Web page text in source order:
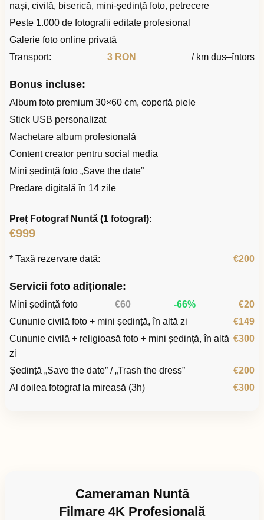
nași, civilă, biserică, mini-ședință foto, petrecere
Peste 1.000 de fotografii editate profesional
Galerie foto online privată
Transport:
3 RON / km dus–întors
Bonus incluse:
Album foto premium 30×60 cm, copertă piele
Stick USB personalizat
Machetare album profesională
Content creator pentru social media
Mini ședință foto „Save the date”
Predare digitală în 14 zile
Preț Fotograf Nuntă (1 fotograf):
€999
* Taxă rezervare dată: €200
Servicii foto adiționale:
Mini ședință foto €60 -66%
€20
Cununie civilă foto + mini ședință, în altă zi
€149
Cununie civilă + religioasă foto + mini ședință, în altă
zi
€300
Ședință „Save the date” / „Trash the dress”
€200
Al doilea fotograf la mireasă (3h)
€300
Cameraman Nuntă
Filmare 4K Profesională